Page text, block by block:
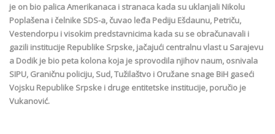
je on bio palica Amerikanaca i stranaca kada su uklanjali Nikolu
Poplašena i čelnike SDS-a, čuvao leđa Pediju Ešdaunu, Petriču,
Vestendorpu i visokim predstavnicima kada su se obračunavali i
gazili institucije Republike Srpske, jačajući centralnu vlast u Sarajevu
a Dodik je bio peta kolona koja je sprovodila njihov naum, osnivala
SIPU, Graničnu policiju, Sud, Tužilaštvo i Oružane snage BiH gaseći
Vojsku Republike Srpske i druge entitetske institucije, poručio je
Vukanović.